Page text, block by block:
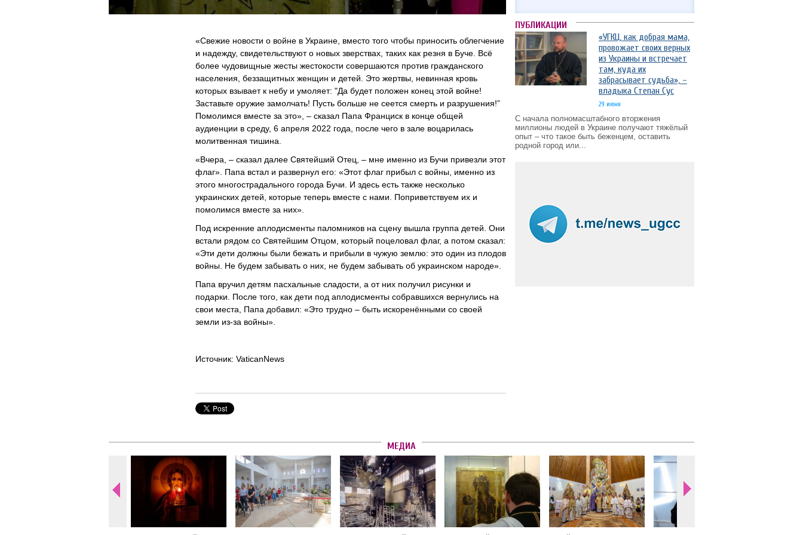
«Свежие новости о войне в Украине, вместо того чтобы приносить облегчение
и надежду, свидетельствуют о новых зверствах, таких как резня в Буче. Всё
более чудовищные жесты жестокости совершаются против гражданского
населения, беззащитных женщин и детей. Это жертвы, невинная кровь
которых взывает к небу и умоляет: "Да будет положен конец этой войне!
Заставьте оружие замолчать! Пусть больше не сеется смерть и разрушения!”
Помолимся вместе за это», – сказал Папа Франциск в конце общей
аудиенции в среду, 6 апреля 2022 года, после чего в зале воцарилась
молитвенная тишина.
«Вчера, – сказал далее Святейший Отец, – мне именно из Бучи привезли этот
флаг». Папа встал и развернул его: «Этот флаг прибыл с войны, именно из
этого многострадального города Бучи. И здесь есть также несколько
украинских детей, которые теперь вместе с нами. Поприветствуем их и
помолимся вместе за них».
Под искренние аплодисменты паломников на сцену вышла группа детей. Они
встали рядом со Святейшим Отцом, который поцеловал флаг, а потом сказал:
«Эти дети должны были бежать и прибыли в чужую землю: это один из плодов
войны. Не будем забывать о них, не будем забывать об украинском народе».
Папа вручил детям пасхальные сладости, а от них получил рисунки и
подарки. После того, как дети под аплодисменты собравшихся вернулись на
свои места, Папа добавил: «Это трудно – быть искоренёнными со своей
земли из-за войны».
Источник: VaticanNews
ПУБЛИКАЦИИ
«УГКЦ, как добрая мама,
провожает своих верных
из Украины и встречает
там, куда их
забрасывает судьба», –
владыка Степан Сус
29 июня
С начала полномасштабного вторжения
миллионы людей в Украине получают тяжёлый
опыт – что такое быть беженцем, оставить
родной город или...
МЕДИА